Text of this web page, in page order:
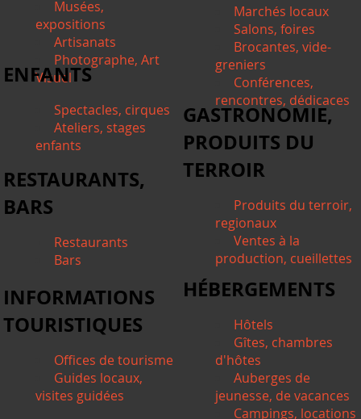
Musées,
expositions
Artisanats
Photographe, Art
Visuel
Marchés locaux
Salons, foires
Brocantes, vide-
greniers
Conférences,
rencontres, dédicaces
ENFANTS
Spectacles, cirques
Ateliers, stages
enfants
GASTRONOMIE,
PRODUITS DU
TERROIR
Produits du terroir,
regionaux
Ventes à la
production, cueillettes
RESTAURANTS,
BARS
Restaurants
Bars
HÉBERGEMENTS
Hôtels
Gîtes, chambres
d'hôtes
Auberges de
jeunesse, de vacances
Campings, locations
INFORMATIONS
TOURISTIQUES
Offices de tourisme
Guides locaux,
visites guidées